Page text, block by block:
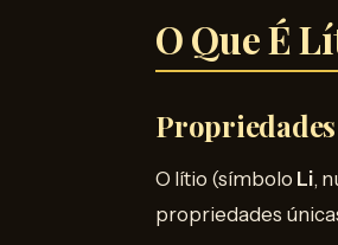
O Que É
O lítio (símbolo Li,
propriedades